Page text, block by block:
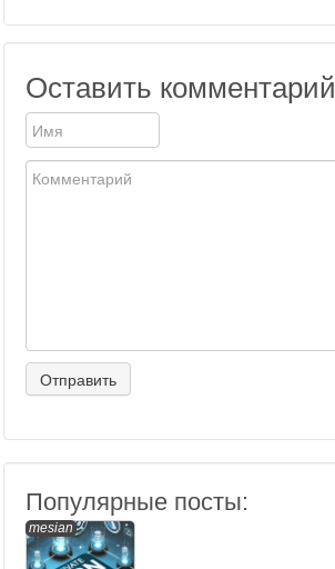
Оставить комментарий
Популярные посты:
mesian